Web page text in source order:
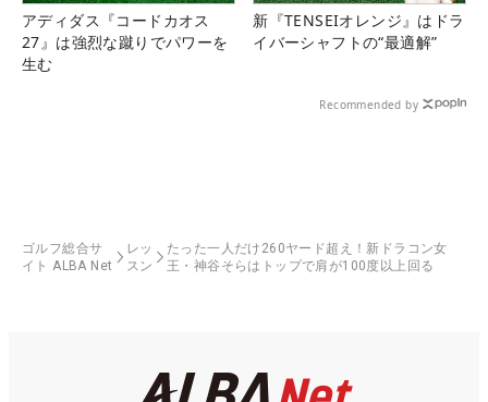
アディダス『コードカオス
27』は強烈な蹴りでパワーを
生む
新『TENSEIオレンジ』はドラ
イバーシャフトの“最適解”
Recommended by
ゴルフ総合サ
イト ALBA Net
レッ
スン
たった一人だけ260ヤード超え！新ドラコン女
王・神谷そらはトップで肩が100度以上回る